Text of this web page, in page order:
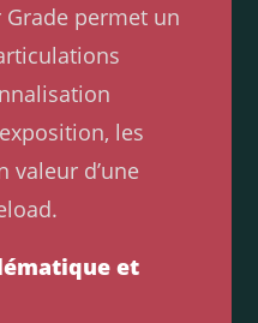
permet un
les
valeur d’une
et